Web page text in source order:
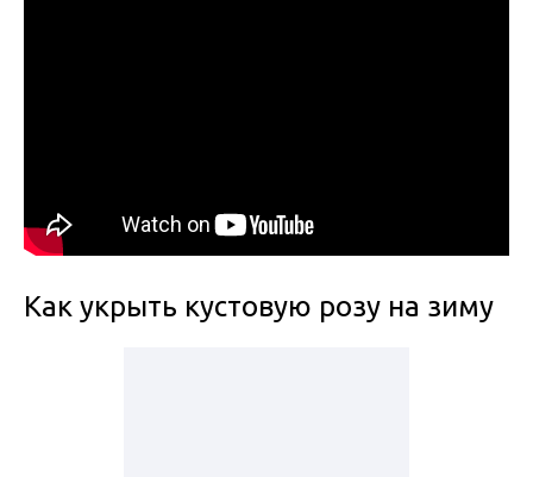
Как укрыть кустовую розу на зиму